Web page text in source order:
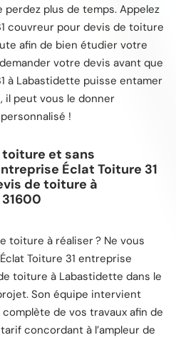
plus de temps. Appelez
couvreur pour devis de toiture
afin de bien étudier votre
votre devis avant que
à Labastidette puisse entamer
il peut vous le donner
!
et sans
Éclat Toiture 31
de toiture à
toiture à réaliser ? Ne vous
Toiture 31 entreprise
toiture à Labastidette dans le
Son équipe intervient
de vos travaux afin de
concordant à l’ampleur de